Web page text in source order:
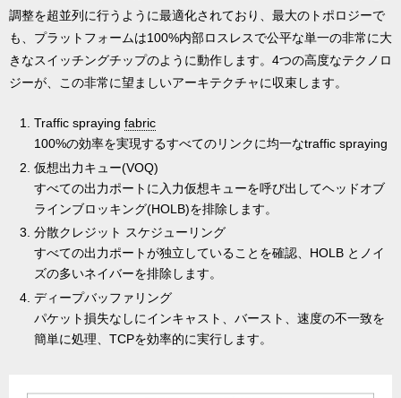
調整を超並列に行うように最適化されており、最大のトポロジーで
も、プラットフォームは100%内部ロスレスで公平な単一の非常に大
きなスイッチングチップのように動作します。4つの高度なテクノロ
ジーが、この非常に望ましいアーキテクチャに収束します。
Traffic spraying fabric
100%の効率を実現するすべてのリンクに均一なtraffic spraying
仮想出力キュー(VOQ)
すべての出力ポートに入力仮想キューを呼び出してヘッドオブ
ラインブロッキング(HOLB)を排除します。
分散クレジット スケジューリング
すべての出力ポートが独立していることを確認、HOLB とノイ
ズの多いネイバーを排除します。
ディープバッファリング
パケット損失なしにインキャスト、バースト、速度の不一致を
簡単に処理、TCPを効率的に実行します。